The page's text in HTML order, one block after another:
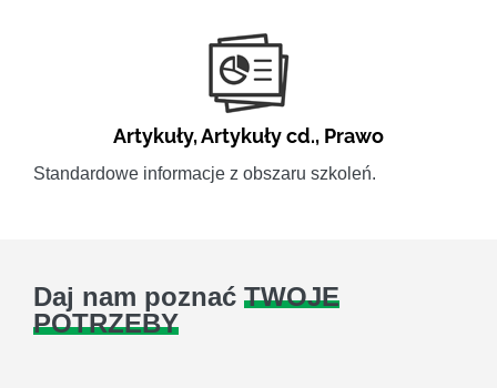
Artykuły,Artykuły cd., Prawo
Standardowe informacje z obszaru szkoleń.
Daj nam poznać TWOJE
POTRZEBY